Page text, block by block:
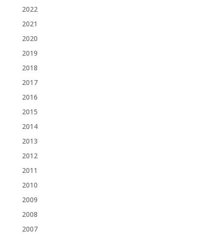
2022
2021
2020
2019
2018
2017
2016
2015
2014
2013
2012
2011
2010
2009
2008
2007